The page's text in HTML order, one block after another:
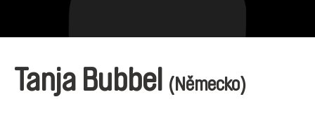
Tanja Bubbel (Německo)